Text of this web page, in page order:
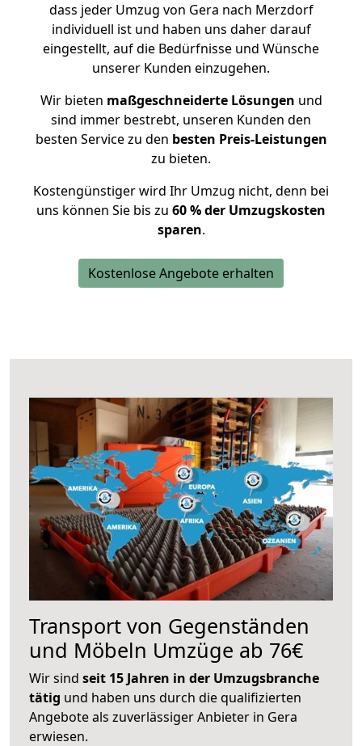
dass jeder Umzug von Gera nach Merzdorf
individuell ist und haben uns daher darauf
eingestellt, auf die Bedürfnisse und Wünsche
unserer Kunden einzugehen.
Wir bieten maßgeschneiderte Lösungen und
sind immer bestrebt, unseren Kunden den
besten Service zu den besten Preis-Leistungen
zu bieten.
Kostengünstiger wird Ihr Umzug nicht, denn bei
uns können Sie bis zu 60 % der Umzugskosten
sparen.
Kostenlose Angebote erhalten
Transport von Gegenständen
und Möbeln Umzüge ab 76€
Wir sind seit 15 Jahren in der Umzugsbranche
tätig und haben uns durch die qualifizierten
Angebote als zuverlässiger Anbieter in Gera
erwiesen.